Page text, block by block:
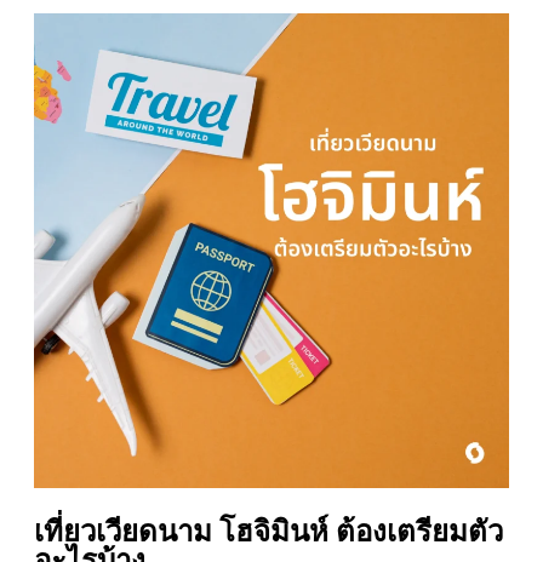
เที่ยวเวียดนาม โฮจิมินห์ ต้องเตรียมตัว